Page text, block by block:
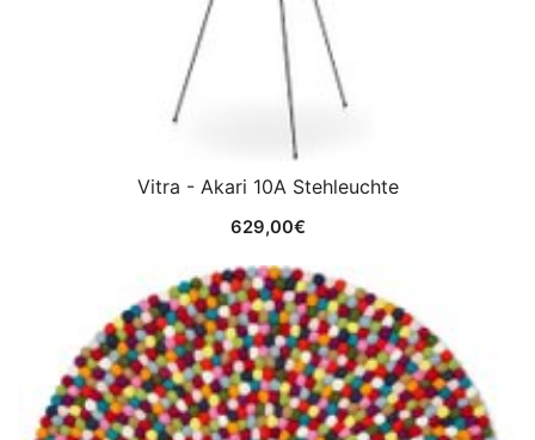
Vitra - Akari 10A Stehleuchte
629,00€